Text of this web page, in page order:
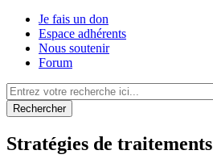
Je fais un don
Espace adhérents
Nous soutenir
Forum
Rechercher
Stratégies de traitements